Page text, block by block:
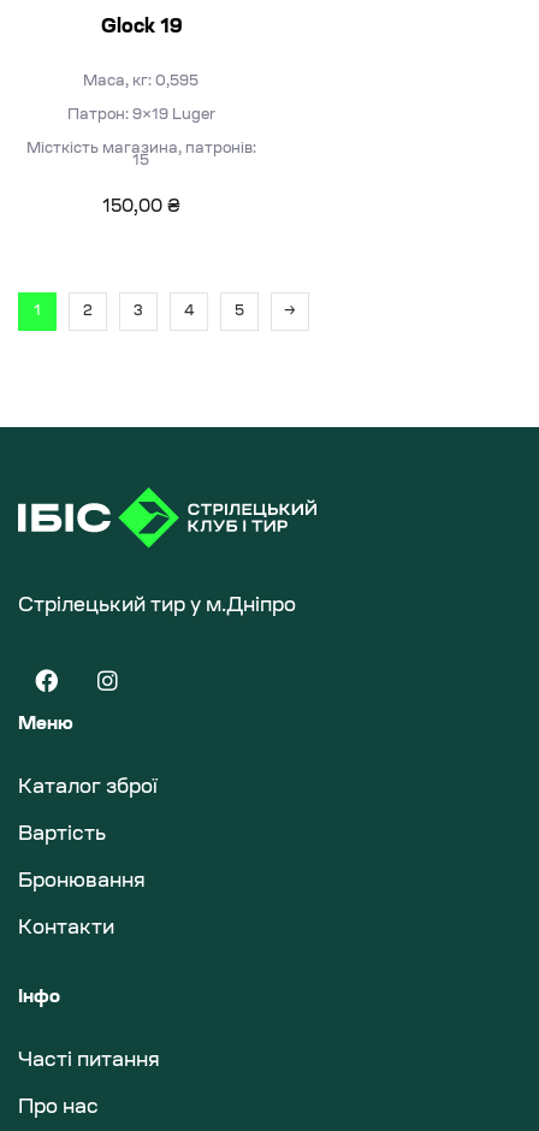
Glock 19
Маса, кг: 0,595
Патрон: 9×19 Luger
Місткість магазина, патронів:
15
150,00 ₴
1 2 3 4 5 →
Стрілецький тир у м.Дніпро
Меню
Каталог зброї
Вартість
Бронювання
Контакти
Інфо
Часті питання
Про нас